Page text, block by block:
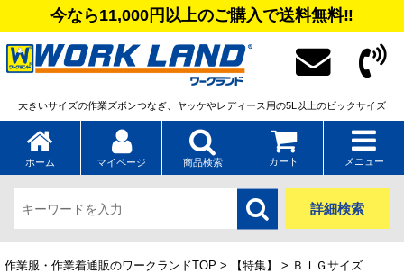
今なら11,000円以上のご購入で送料無料‼
大きいサイズの作業ズボンつなぎ、ヤッケやレディース用の5L以上のビックサイズ
ホーム マイページ 商品検索 カート メニュー
詳細検索
作業服・作業着通販のワークランドTOP > 【特集】 > ＢＩＧサイズ